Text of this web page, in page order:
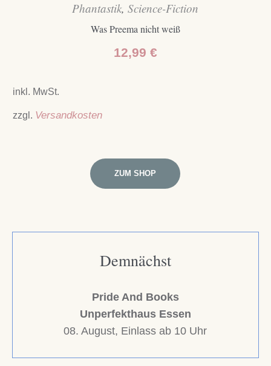
Phantastik,Science-Fiction
Was Preema nicht weiß
12,99 €
inkl. MwSt.
zzgl. Versandkosten
ZUM SHOP
Demnächst
Pride And Books
Unperfekthaus Essen
08. August, Einlass ab 10 Uhr